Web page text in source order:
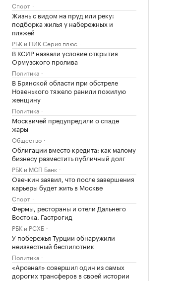
Спорт
Жизнь с видом на пруд или реку:
подборка жилья у набережных и
пляжей
РБК и ПИК Серия плюс
В КСИР назвали условие открытия
Ормузского пролива
Политика
В Брянской области при обстреле
Новенького тяжело ранили пожилую
женщину
Политика
Москвичей предупредили о спаде
жары
Общество
Облигации вместо кредита: как малому
бизнесу разместить публичный долг
РБК и МСП Банк
Овечкин заявил, что после завершения
карьеры будет жить в Москве
Спорт
Фермы, рестораны и отели Дальнего
Востока. Гастрогид
РБК и РСХБ
У побережья Турции обнаружили
неизвестный беспилотник
Политика
«Арсенал» совершил один из самых
дорогих трансферов в своей истории